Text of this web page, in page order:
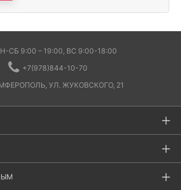
СБ 9:00 – 19:00, ВС 9:00-18:00
+7(978)844-10-70
УЛ. ЖУКОВСКОГО, 21